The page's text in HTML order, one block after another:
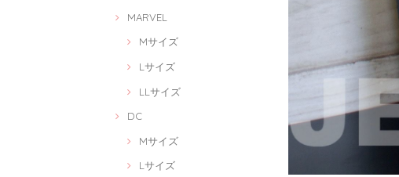
MARVEL
Mサイズ
Lサイズ
LLサイズ
DC
Mサイズ
Lサイズ